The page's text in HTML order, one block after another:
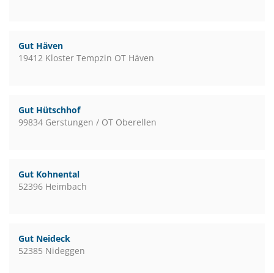
Gut Häven
19412 Kloster Tempzin OT Häven
Gut Hütschhof
99834 Gerstungen / OT Oberellen
Gut Kohnental
52396 Heimbach
Gut Neideck
52385 Nideggen